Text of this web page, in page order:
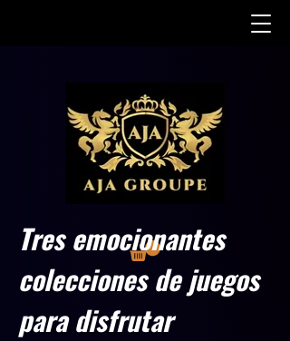
Tres emocionantes
colecciones de juegos
para disfrutar